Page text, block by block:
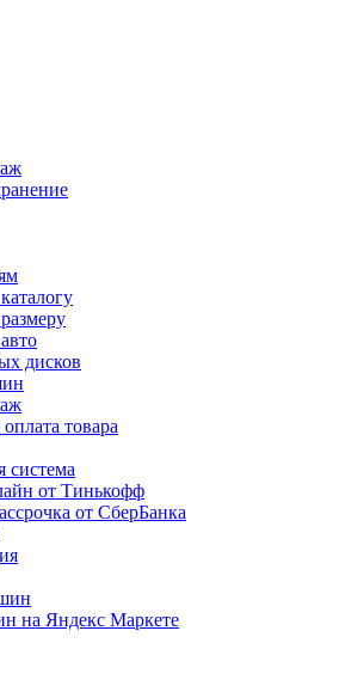
дисков
товара
система
от Тинькофф
от СберБанка
на Яндекс Маркете